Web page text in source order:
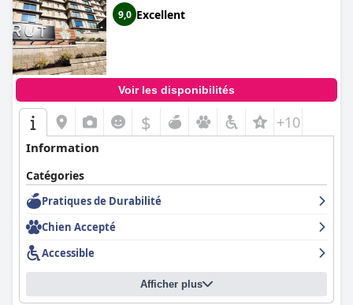
9,0 Excellent
Voir les disponibilités
$ +10
Information
Catégories
Pratiques de Durabilité
Chien Accepté
Accessible
Afficher plus